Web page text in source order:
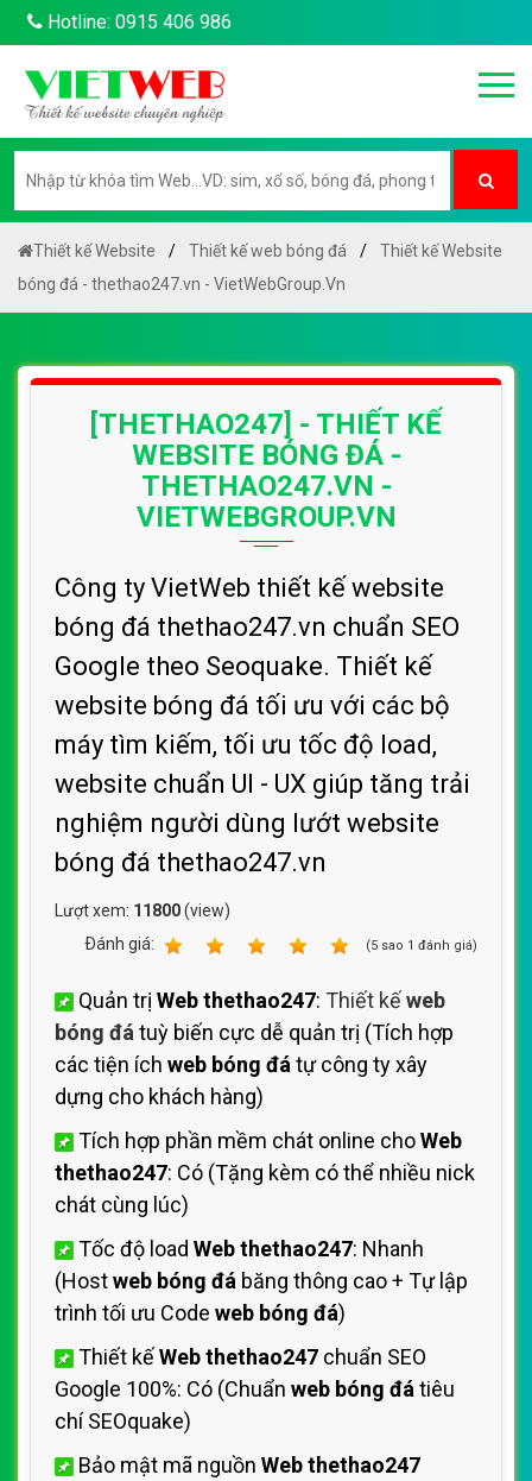
Hotline: 0915 406 986
Thiết kế Website Thiết kế web bóng đá
Thiết kế Website
bóng đá - thethao247.vn - VietWebGroup.Vn
[THETHAO247] - THIẾT KẾ
WEBSITE BÓNG ĐÁ -
THETHAO247.VN -
VIETWEBGROUP.VN
Công ty VietWeb thiết kế website
bóng đá thethao247.vn chuẩn SEO
Google theo Seoquake. Thiết kế
website bóng đá tối ưu với các bộ
máy tìm kiếm, tối ưu tốc độ load,
website chuẩn UI - UX giúp tăng trải
nghiệm người dùng lướt website
bóng đá thethao247.vn
Lượt xem: 11800(view)
Ðánh giá:
(5 sao 1 đánh giá)
Quản trị Web thethao247: Thiết kếweb
bóng đá tuỳ biến cực dễ quản trị (Tích hợp
các tiện ích web bóng đá tự công ty xây
dựng cho khách hàng)
Tích hợp phần mềm chát online choWeb
thethao247: Có (Tặng kèm có thể nhiều nick
chát cùng lúc)
Tốc độ load Web thethao247: Nhanh
(Hostweb bóng đá băng thông cao + Tự lập
trình tối ưu Code web bóng đá)
Thiết kếWeb thethao247 chuẩn SEO
Google 100%: Có (Chuẩn web bóng đá tiêu
chí SEOquake)
Bảo mật mã nguồn Web thethao247